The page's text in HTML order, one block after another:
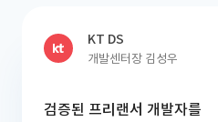
KT DS
개발센터장 김성우
검증된 프리랜서 개발자를